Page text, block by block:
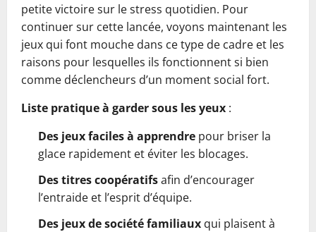
petite victoire sur le stress quotidien. Pour
continuer sur cette lancée, voyons maintenant les
jeux qui font mouche dans ce type de cadre et les
raisons pour lesquelles ils fonctionnent si bien
comme déclencheurs d’un moment social fort.
Liste pratique à garder sous les yeux :
Des jeux faciles à apprendre pour briser la
glace rapidement et éviter les blocages.
Des titres coopératifsafin d’encourager
l’entraide et l’esprit d’équipe.
Des jeux de société familiaux qui plaisent à